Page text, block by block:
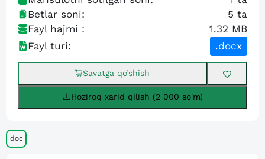
Betlar soni:
5 ta
Fayl hajmi :
1.32 MB
Fayl turi:
.docx
Savatga qo’shish
Hoziroq xarid qilish (2 000 so'm)
doc